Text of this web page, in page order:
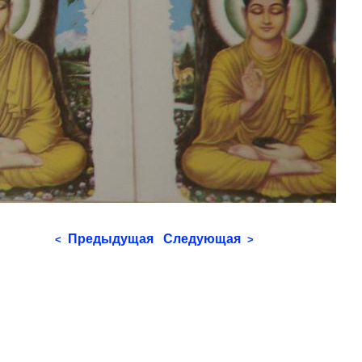
< Предыдущая Следующая >